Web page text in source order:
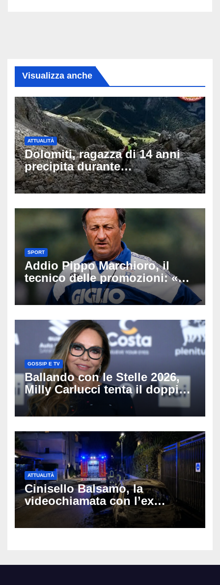
Visualizza anche
ATTUALITÀ
Dolomiti, ragazza di 14 anni
precipita durante
un’escursione: tragedia sul
Latemar davanti alla famiglia
SPORT
Addio Pippo Marchioro, il
tecnico delle promozioni: «Ha
scritto pagine indimenticabili
del nostro calcio»
GOSSIP E TV
Ballando con le Stelle 2026,
Milly Carlucci tenta il doppio
colpo: tra i papabili Ornella
Muti e Monica Guerritore
ATTUALITÀ
Cinisello Balsamo, la
videochiamata con l’ex
fidanzata e il dramma: 35enne
lotta tra la vita e la morte